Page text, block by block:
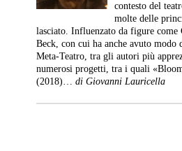
contesto del
molte delle
lasciato. Influenzato da figure come
Beck, con cui ha anche avuto
Meta-Teatro, tra gli autori più
numerosi progetti, tra i quali
(2018)… di Giovanni Lauricella